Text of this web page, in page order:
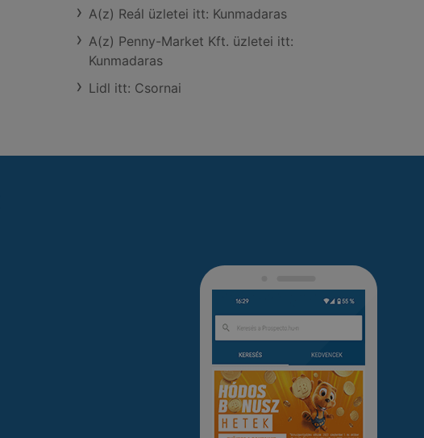
A(z) Reál üzletei itt: Kunmadaras
A(z) Penny-Market Kft. üzletei itt:
Kunmadaras
Lidl itt: Csornai